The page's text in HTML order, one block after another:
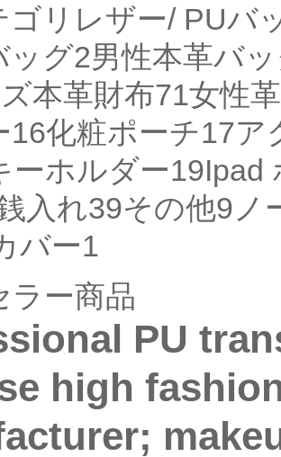
リ レザー/ PUバ
ッグ2男性本革バ
本革財布71女性
16化粧ポーチ17ア
ーホルダー19Ipad
入れ39その他9 ノ
バー1
ラー商品
PU
high